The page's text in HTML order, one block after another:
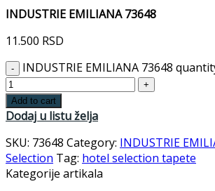
INDUSTRIE EMILIANA 73648
11.500 RSD
INDUSTRIE EMILIANA 73648
Add to cart
Dodaj u listu želja
SKU: 73648 Category: INDUSTRIE
Selection Tag: hotel selection tapete
Kategorije artikala